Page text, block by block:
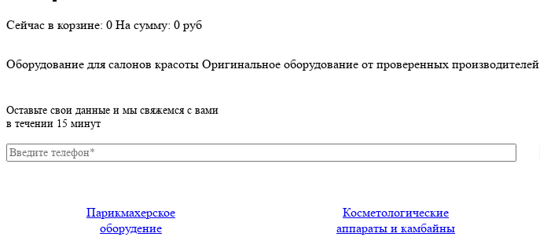
Сейчас в корзине: 0 На сумму: 0 руб
Оборудование для салонов красоты Оригинальное оборудование от проверенных производителей
Оставьте свои данные и мы свяжемся с вами
в течении 15 минут
Парикмахерское
оборудение
Косметологические
аппараты и камбайны